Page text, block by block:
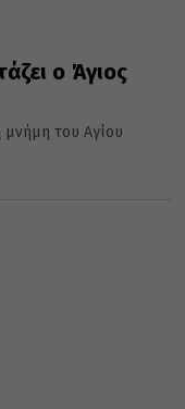
ο Άγιος
μνήμη του Αγίου